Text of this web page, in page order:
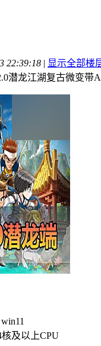
22:39:18 | 显示全部楼
潜龙江湖复古微变
及以上CPU